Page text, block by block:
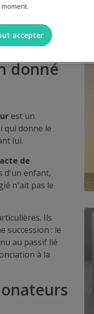
donné
est un
qui donne le
lui.
de
d'un enfant,
n'ait pas le
Ils
succession : le
au passif lié
à la
accepter